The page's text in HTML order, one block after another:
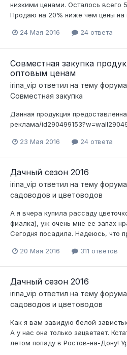
низкими ценами. Осталось всего
Продаю на 20% ниже чем цены на
24 Мая 2016 24 ответа
Совместная закупка
оптовым ценам
irina_vip ответил на тему
Совместная закупка
Данная продукция
реклама/
23 Мая 2016 24 ответа
Дачный сезон 2016
irina_vip ответил на тему
садоводов и цветоводов
А я вчера купила рассаду
фиалка), уж очень мне ее запах
Сегодня посадила. Надеюсь, что
20 Мая 2016 311 ответов
Дачный сезон 2016
irina_vip ответил на тему
садоводов и цветоводов
Как я вам завидую белой
А у нас она только зацветает.
летом попаду в Ростов-на-Дону!